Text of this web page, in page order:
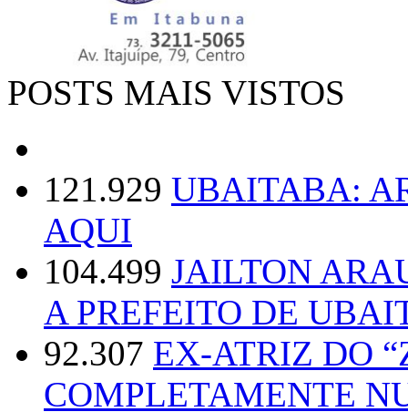
POSTS MAIS VISTOS
121.929 UBAITABA:
AQUI
104.499 JAILTON
A PREFEITO DE
92.307 EX-ATRIZ DO
COMPLETAMENTE